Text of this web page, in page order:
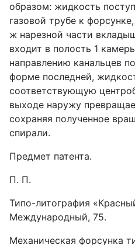
образом: жидкость
газовой трубе к
ж нарезной части
входит в полость 1
направлению канальцев
форме последней,
соответствующую
выходе наружу
сохраняя полученное
спирали.
Предмет патента.
П. П.
Типо-литография
Международный, 75.
Механическая форсунка